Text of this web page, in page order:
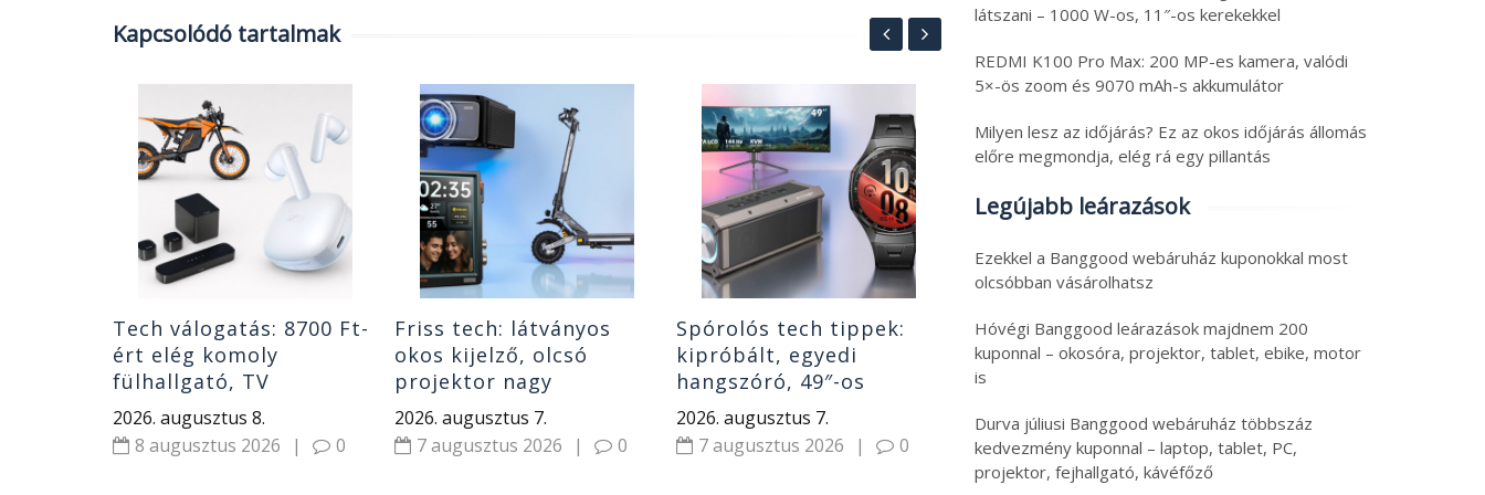
Kapcsolódó tartalmak
Tech válogatás: 8700 Ft-
ért elég komoly
fülhallgató, TV
hangrendszer minimális
pénzért és 2000 W-os
elektromos motor
2026. augusztus 8.
8 augusztus 2026
| 0
Friss tech: látványos
okos kijelző, olcsó
projektor nagy
fényerővel, izmos roller,
Xiaomi hírek
2026. augusztus 7.
7 augusztus 2026
| 0
Spórolós tech tippek:
kipróbált, egyedi
hangszóró, 49″-os
monitor, gyerek okosóra
és Huawei óra
2026. augusztus 7.
7 augusztus 2026
| 0
120 Hz-es GPS SIM
tablet, 40 W-os
hangszóró, power bank
2026. augusztus 6.
telefon forgatható
kameragyűrűvel,
hordozható monitor
látszani – 1000 W-os, 11″-os kerekekkel
REDMI K100 Pro Max: 200 MP-es kamera, valódi
5×-ös zoom és 9070 mAh-s akkumulátor
Milyen lesz az időjárás? Ez az okos időjárás állomás
előre megmondja, elég rá egy pillantás
Legújabb leárazások
Ezekkel a Banggood webáruház kuponokkal most
olcsóbban vásárolhatsz
Hóvégi Banggood leárazások majdnem 200
kuponnal – okosóra, projektor, tablet, ebike, motor
is
Durva júliusi Banggood webáruház többszáz
kedvezmény kuponnal – laptop, tablet, PC,
projektor, fejhallgató, kávéfőző